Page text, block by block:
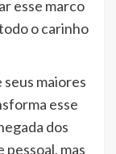
esse marco
o carinho
seus maiores
esse
dos
pessoal, mas